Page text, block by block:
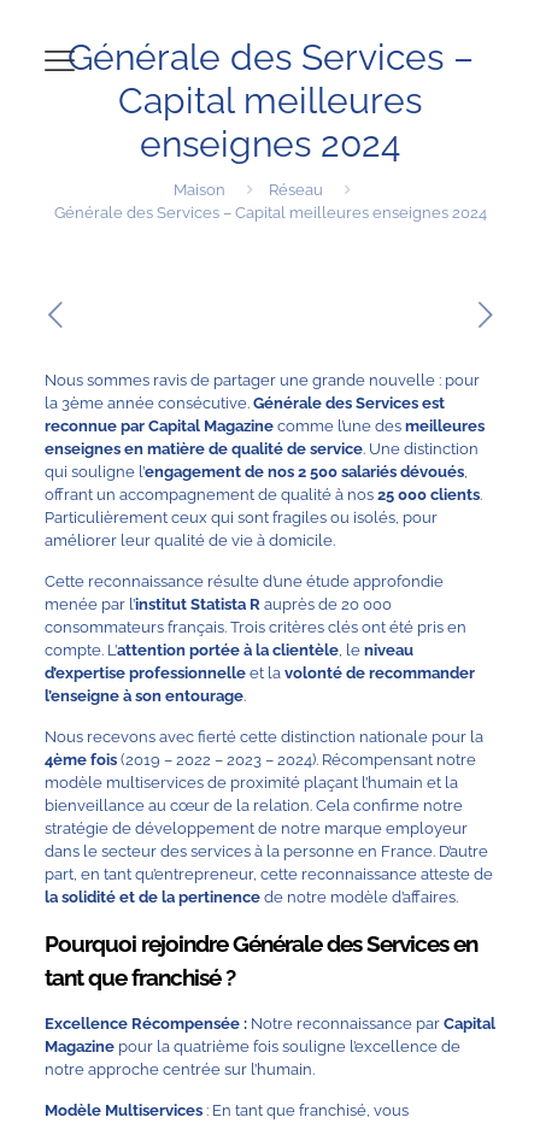
Générale des Services –
Capital meilleures
enseignes 2024
Maison
Réseau
Générale des Services – Capital meilleures enseignes 2024
Nous sommes ravis de partager une grande nouvelle : pour
la 3ème année consécutive. Générale des Servicesest
reconnue par Capital Magazinecomme l’une des meilleures
enseignes en matière de qualité de service. Une distinction
qui souligne l’engagement de nos 2 500 salariés dévoués,
offrant un accompagnement de qualité à nos 25 000 clients.
Particulièrement ceux qui sont fragiles ou isolés, pour
améliorer leur qualité de vie à domicile.
Cette reconnaissance résulte d’une étude approfondie
menée par l’institut Statista Rauprès de 20 000
consommateurs français. Trois critères clés ont été pris en
compte. L’attention portée à la clientèle, le niveau
d’expertise professionnelleet la volonté de recommander
l’enseigne à son entourage.
Nous recevons avec fierté cette distinction nationale pour la
4ème fois (2019 – 2022 – 2023 – 2024). Récompensant notre
modèle multiservices de proximité plaçant l’humain et la
bienveillance au cœur de la relation. Cela confirme notre
stratégie de développement de notre marque employeur
dans le secteur des services à la personne en France. D’autre
part, en tant qu’entrepreneur, cette reconnaissance atteste de
la solidité et de la pertinencede notre modèle d’affaires.
Pourquoi rejoindre Générale des Services en
tant que franchisé ?
Excellence Récompensée :Notre reconnaissance par Capital
Magazinepour la quatrième fois souligne l’excellence de
notre approche centrée sur l’humain.
Modèle Multiservices: En tant que franchisé, vous